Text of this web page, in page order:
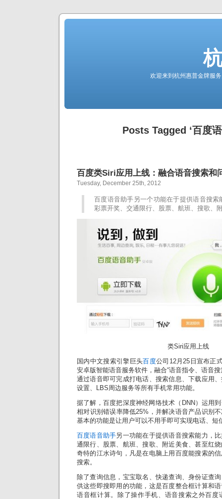
欢迎来到杭州惠普金牌服
Posts Tagged ‘百度
百度类Siri应用上线：融合语音搜索和
Tuesday, December 25th, 2012
百度语音助手另一个功能在于提供语音搜索
彩票开奖、交通限行、股票、航班、搜歌、
类Siri应用上线
国内中文搜索引擎巨头百度公司12月25日宣布正
安卓版智能语音服务软件，融合“语音指令、语音
通过语音即可完成打电话、搜索信息、下载应用
设置、LBS周边服务等所有手机常用功能。
据了解，百度把深度神经网络技术（DNN）运用
相对识别错误率降低25%，并解决语音产品识别
基本的功能是让用户可以不用手即可实现电话、短
百度语音助手另一功能在于提供语音搜索能力，
通限行、股票、航班、搜歌、附近美食、甚至红
奇特的江水诗句，凡是在电脑上用百度能搜索的
搜索。
除了查询信息，宝宝取名、快递查询、身份证查
供这些即搜即用的功能，这是百度整合框计算和
语音框计算。除了操作手机、语音搜索之外百度